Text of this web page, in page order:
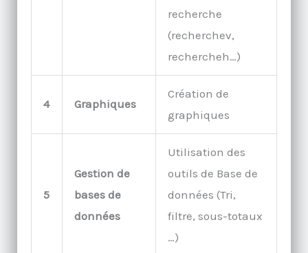
recherche
(recherchev,
rechercheh…)
4 Graphiques
Création de
graphiques
5
Gestion de
bases de
données
Utilisation des
outils de Base de
données (Tri,
filtre, sous-totaux
…)